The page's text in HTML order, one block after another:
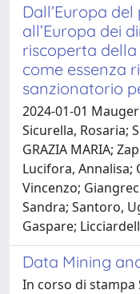
Dall’Europa
all’Europa dei
riscoperta
come essenza
sanzionatorio
2024-01-01
Sicurella, Rosaria;
GRAZIA MARIA;
Lucifora, Annalisa;
Vincenzo;
Sandra; Santoro,
Gaspare;
Data Mining
In corso di stampa